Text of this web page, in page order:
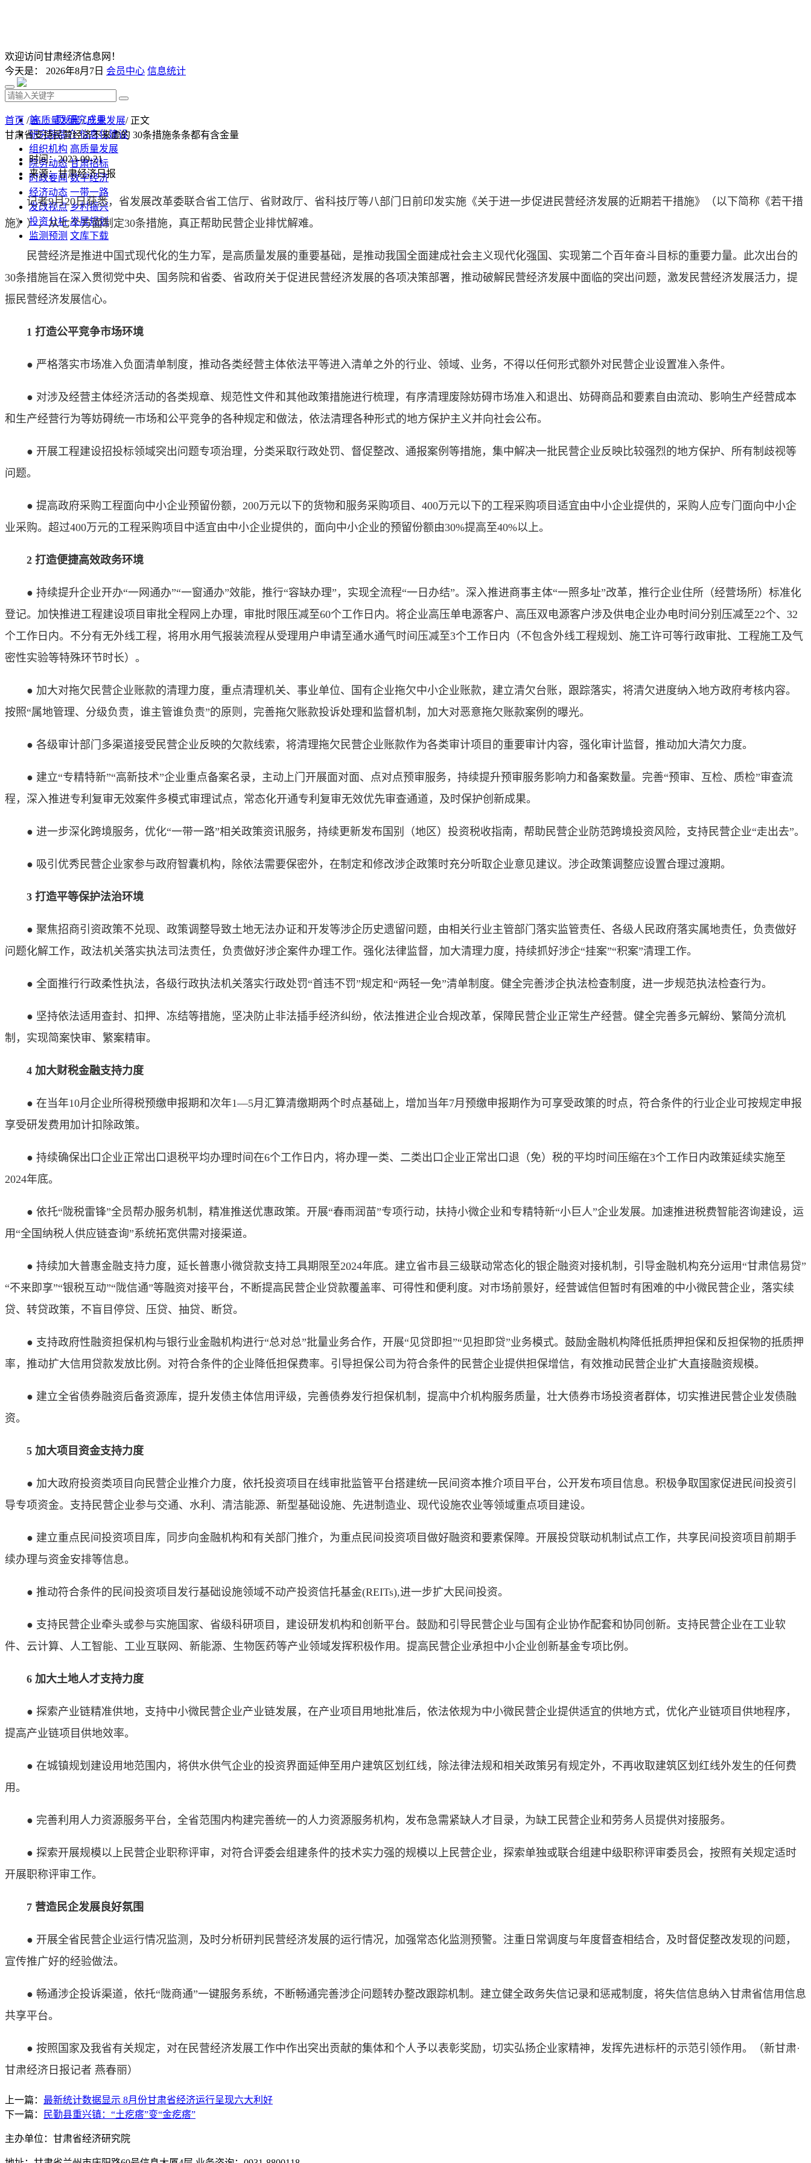
欢迎访问甘肃经济信息网！
今天是： 2026年8月7日 会员中心 信息统计
首 页 研究成果
研究院简介 信息化建设
组织机构 高质量发展
院务动态 甘肃招标
时政要闻 数字经济
经济动态 一带一路
发改视点 乡村振兴
投资分析 发展规划
监测预测 文库下载
首页 /高质量发展/产业发展/ 正文
甘肃省支持民营经济不来虚的 30条措施条条都有含金量
时间：2023-09-21
来源：甘肃经济日报
记者9月20日获悉，省发展改革委联合省工信厅、省财政厅、省科技厅等八部门日前印发实施《关于进一步促进民营经济发展的近期若干措施》（以下简称《若干措
施》），从七个方面制定30条措施，真正帮助民营企业排忧解难。
民营经济是推进中国式现代化的生力军，是高质量发展的重要基础，是推动我国全面建成社会主义现代化强国、实现第二个百年奋斗目标的重要力量。此次出台的
30条措施旨在深入贯彻党中央、国务院和省委、省政府关于促进民营经济发展的各项决策部署，推动破解民营经济发展中面临的突出问题，激发民营经济发展活力，提
振民营经济发展信心。
1 打造公平竞争市场环境
● 严格落实市场准入负面清单制度，推动各类经营主体依法平等进入清单之外的行业、领域、业务，不得以任何形式额外对民营企业设置准入条件。
● 对涉及经营主体经济活动的各类规章、规范性文件和其他政策措施进行梳理，有序清理废除妨碍市场准入和退出、妨碍商品和要素自由流动、影响生产经营成本
和生产经营行为等妨碍统一市场和公平竞争的各种规定和做法，依法清理各种形式的地方保护主义并向社会公布。
● 开展工程建设招投标领域突出问题专项治理，分类采取行政处罚、督促整改、通报案例等措施，集中解决一批民营企业反映比较强烈的地方保护、所有制歧视等
问题。
● 提高政府采购工程面向中小企业预留份额，200万元以下的货物和服务采购项目、400万元以下的工程采购项目适宜由中小企业提供的，采购人应专门面向中小企
业采购。超过400万元的工程采购项目中适宜由中小企业提供的，面向中小企业的预留份额由30%提高至40%以上。
2 打造便捷高效政务环境
● 持续提升企业开办“一网通办”“一窗通办”效能，推行“容缺办理”，实现全流程“一日办结”。深入推进商事主体“一照多址”改革，推行企业住所（经营场所）标准化
登记。加快推进工程建设项目审批全程网上办理，审批时限压减至60个工作日内。将企业高压单电源客户、高压双电源客户涉及供电企业办电时间分别压减至22个、32
个工作日内。不分有无外线工程，将用水用气报装流程从受理用户申请至通水通气时间压减至3个工作日内（不包含外线工程规划、施工许可等行政审批、工程施工及气
密性实验等特殊环节时长）。
● 加大对拖欠民营企业账款的清理力度，重点清理机关、事业单位、国有企业拖欠中小企业账款，建立清欠台账，跟踪落实，将清欠进度纳入地方政府考核内容。
按照“属地管理、分级负责，谁主管谁负责”的原则，完善拖欠账款投诉处理和监督机制，加大对恶意拖欠账款案例的曝光。
● 各级审计部门多渠道接受民营企业反映的欠款线索，将清理拖欠民营企业账款作为各类审计项目的重要审计内容，强化审计监督，推动加大清欠力度。
● 建立“专精特新”“高新技术”企业重点备案名录，主动上门开展面对面、点对点预审服务，持续提升预审服务影响力和备案数量。完善“预审、互检、质检”审查流
程，深入推进专利复审无效案件多模式审理试点，常态化开通专利复审无效优先审查通道，及时保护创新成果。
● 进一步深化跨境服务，优化“一带一路”相关政策资讯服务，持续更新发布国别（地区）投资税收指南，帮助民营企业防范跨境投资风险，支持民营企业“走出去”。
● 吸引优秀民营企业家参与政府智囊机构，除依法需要保密外，在制定和修改涉企政策时充分听取企业意见建议。涉企政策调整应设置合理过渡期。
3 打造平等保护法治环境
● 聚焦招商引资政策不兑现、政策调整导致土地无法办证和开发等涉企历史遗留问题，由相关行业主管部门落实监管责任、各级人民政府落实属地责任，负责做好
问题化解工作，政法机关落实执法司法责任，负责做好涉企案件办理工作。强化法律监督，加大清理力度，持续抓好涉企“挂案”“积案”清理工作。
● 全面推行行政柔性执法，各级行政执法机关落实行政处罚“首违不罚”规定和“两轻一免”清单制度。健全完善涉企执法检查制度，进一步规范执法检查行为。
● 坚持依法适用查封、扣押、冻结等措施，坚决防止非法插手经济纠纷，依法推进企业合规改革，保障民营企业正常生产经营。健全完善多元解纷、繁简分流机
制，实现简案快审、繁案精审。
4 加大财税金融支持力度
● 在当年10月企业所得税预缴申报期和次年1—5月汇算清缴期两个时点基础上，增加当年7月预缴申报期作为可享受政策的时点，符合条件的行业企业可按规定申报
享受研发费用加计扣除政策。
● 持续确保出口企业正常出口退税平均办理时间在6个工作日内，将办理一类、二类出口企业正常出口退（免）税的平均时间压缩在3个工作日内政策延续实施至
2024年底。
● 依托“陇税雷锋”全员帮办服务机制，精准推送优惠政策。开展“春雨润苗”专项行动，扶持小微企业和专精特新“小巨人”企业发展。加速推进税费智能咨询建设，运
用“全国纳税人供应链查询”系统拓宽供需对接渠道。
● 持续加大普惠金融支持力度，延长普惠小微贷款支持工具期限至2024年底。建立省市县三级联动常态化的银企融资对接机制，引导金融机构充分运用“甘肃信易贷”
“不来即享”“银税互动”“陇信通”等融资对接平台，不断提高民营企业贷款覆盖率、可得性和便利度。对市场前景好，经营诚信但暂时有困难的中小微民营企业，落实续
贷、转贷政策，不盲目停贷、压贷、抽贷、断贷。
● 支持政府性融资担保机构与银行业金融机构进行“总对总”批量业务合作，开展“见贷即担”“见担即贷”业务模式。鼓励金融机构降低抵质押担保和反担保物的抵质押
率，推动扩大信用贷款发放比例。对符合条件的企业降低担保费率。引导担保公司为符合条件的民营企业提供担保增信，有效推动民营企业扩大直接融资规模。
● 建立全省债券融资后备资源库，提升发债主体信用评级，完善债券发行担保机制，提高中介机构服务质量，壮大债券市场投资者群体，切实推进民营企业发债融
资。
5 加大项目资金支持力度
● 加大政府投资类项目向民营企业推介力度，依托投资项目在线审批监管平台搭建统一民间资本推介项目平台，公开发布项目信息。积极争取国家促进民间投资引
导专项资金。支持民营企业参与交通、水利、清洁能源、新型基础设施、先进制造业、现代设施农业等领域重点项目建设。
● 建立重点民间投资项目库，同步向金融机构和有关部门推介，为重点民间投资项目做好融资和要素保障。开展投贷联动机制试点工作，共享民间投资项目前期手
续办理与资金安排等信息。
● 推动符合条件的民间投资项目发行基础设施领域不动产投资信托基金(REITs),进一步扩大民间投资。
● 支持民营企业牵头或参与实施国家、省级科研项目，建设研发机构和创新平台。鼓励和引导民营企业与国有企业协作配套和协同创新。支持民营企业在工业软
件、云计算、人工智能、工业互联网、新能源、生物医药等产业领域发挥积极作用。提高民营企业承担中小企业创新基金专项比例。
6 加大土地人才支持力度
● 探索产业链精准供地，支持中小微民营企业产业链发展，在产业项目用地批准后，依法依规为中小微民营企业提供适宜的供地方式，优化产业链项目供地程序，
提高产业链项目供地效率。
● 在城镇规划建设用地范围内，将供水供气企业的投资界面延伸至用户建筑区划红线，除法律法规和相关政策另有规定外，不再收取建筑区划红线外发生的任何费
用。
● 完善利用人力资源服务平台，全省范围内构建完善统一的人力资源服务机构，发布急需紧缺人才目录，为缺工民营企业和劳务人员提供对接服务。
● 探索开展规模以上民营企业职称评审，对符合评委会组建条件的技术实力强的规模以上民营企业，探索单独或联合组建中级职称评审委员会，按照有关规定适时
开展职称评审工作。
7 营造民企发展良好氛围
● 开展全省民营企业运行情况监测，及时分析研判民营经济发展的运行情况，加强常态化监测预警。注重日常调度与年度督查相结合，及时督促整改发现的问题，
宣传推广好的经验做法。
● 畅通涉企投诉渠道，依托“陇商通”一键服务系统，不断畅通完善涉企问题转办整改跟踪机制。建立健全政务失信记录和惩戒制度，将失信信息纳入甘肃省信用信息
共享平台。
● 按照国家及我省有关规定，对在民营经济发展工作中作出突出贡献的集体和个人予以表彰奖励，切实弘扬企业家精神，发挥先进标杆的示范引领作用。
（新甘肃·
甘肃经济日报记者 燕春丽）
上一篇： 最新统计数据显示 8月份甘肃省经济运行呈现六大利好
下一篇：
民勤县重兴镇：“土疙瘩”变“金疙瘩”
主办单位：甘肃省经济研究院